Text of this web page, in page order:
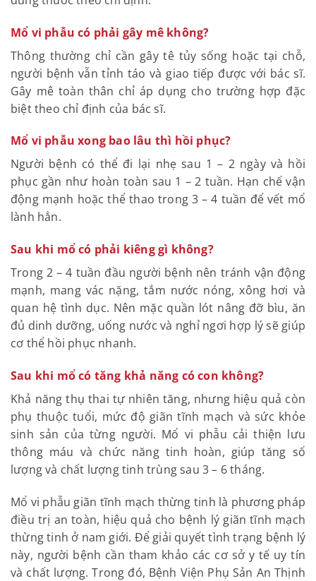
Mổ vi phẫu có phải gây mê không?
Thông thường chỉ cần gây tê tủy sống hoặc tại chỗ,
người bệnh vẫn tỉnh táo và giao tiếp được với bác sĩ.
Gây mê toàn thân chỉ áp dụng cho trường hợp đặc
biệt theo chỉ định của bác sĩ.
Mổ vi phẫu xong bao lâu thì hồi phục?
Người bệnh có thể đi lại nhẹ sau 1 – 2 ngày và hồi
phục gần như hoàn toàn sau 1 – 2 tuần. Hạn chế vận
động mạnh hoặc thể thao trong 3 – 4 tuần để vết mổ
lành hẳn.
Sau khi mổ có phải kiêng gì không?
Trong 2 – 4 tuần đầu người bệnh nên tránh vận động
mạnh, mang vác nặng, tắm nước nóng, xông hơi và
quan hệ tình dục. Nên mặc quần lót nâng đỡ bìu, ăn
đủ dinh dưỡng, uống nước và nghỉ ngơi hợp lý sẽ giúp
cơ thể hồi phục nhanh.
Sau khi mổ có tăng khả năng có con không?
Khả năng thụ thai tự nhiên tăng, nhưng hiệu quả còn
phụ thuộc tuổi, mức độ giãn tĩnh mạch và sức khỏe
sinh sản của từng người. Mổ vi phẫu cải thiện lưu
thông máu và chức năng tinh hoàn, giúp tăng số
lượng và chất lượng tinh trùng sau 3 – 6 tháng.
Mổ vi phẫu giãn tĩnh mạch thừng tinh là phương pháp
điều trị an toàn, hiệu quả cho bệnh lý giãn tĩnh mạch
thừng tinh ở nam giới. Để giải quyết tình trạng bệnh lý
này, người bệnh cần tham khảo các cơ sở y tế uy tín
và chất lượng. Trong đó, Bệnh Viện Phụ Sản An Thịnh